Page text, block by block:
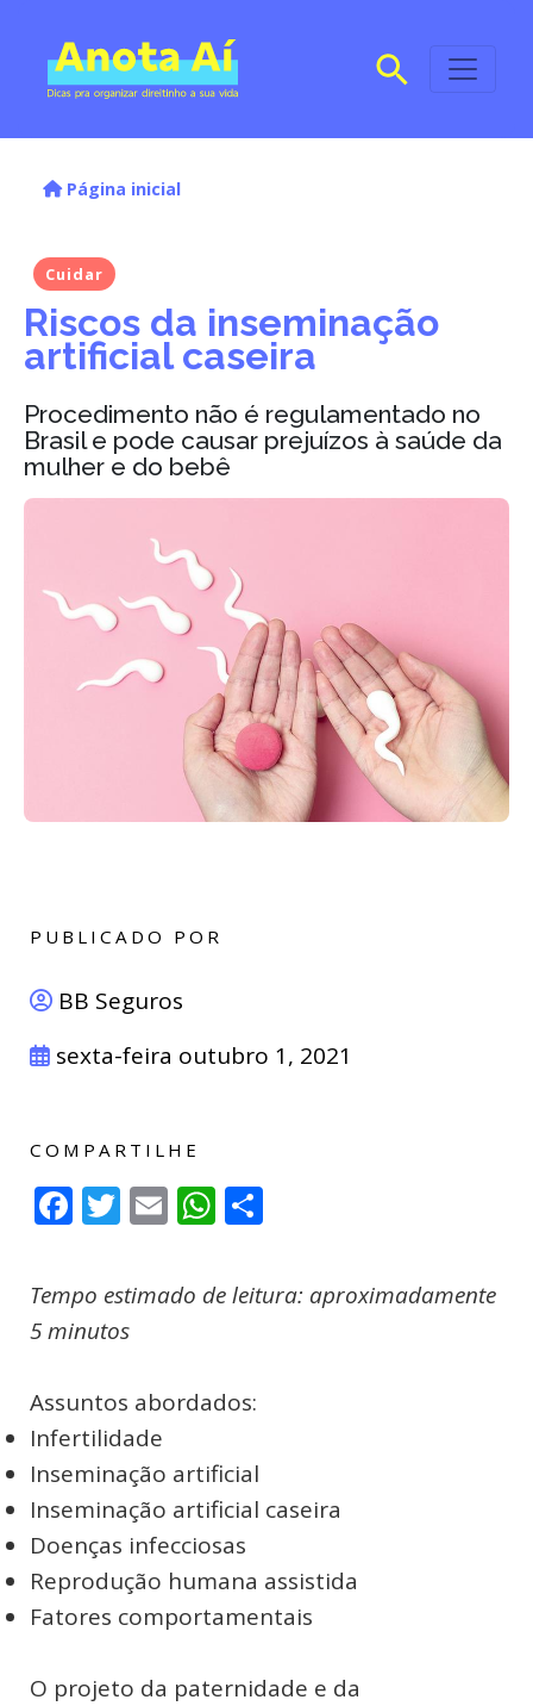
Página inicial
Cuidar
Riscos da inseminação
artificial caseira
Procedimento não é regulamentado no
Brasil e pode causar prejuízos à saúde da
mulher e do bebê
PUBLICADO POR
BB Seguros
sexta-feira outubro 1, 2021
COMPARTILHE
Facebook
Twitter
EmailWhatsApp
Tempo estimado de leitura: aproximadamente
5 minutos
Assuntos abordados:
Infertilidade
Inseminação artificial
Inseminação artificial caseira
Doenças infecciosas
Reprodução humana assistida
Fatores comportamentais
O projeto da paternidade e da